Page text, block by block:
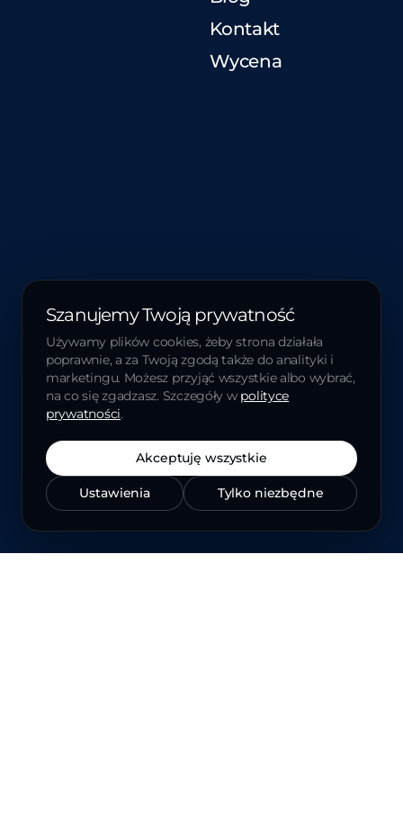
Kontakt
Wycena
Szanujemy Twoją prywatność
Używamy plików cookies, żeby strona działała
poprawnie, a za Twoją zgodą także do analityki i
marketingu. Możesz przyjąć wszystkie albo wybrać,
na co się zgadzasz. Szczegóły w polityce
prywatności.
Ustawienia Tylko niezbędne
Akceptuję wszystkie